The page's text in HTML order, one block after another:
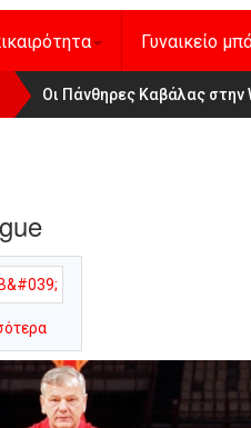
Γυναικείο
Οι Πάνθηρες Καβάλας στην
Αναχώρησε για τα Γιάννενα